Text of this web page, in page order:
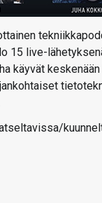
15 live-
käyvät